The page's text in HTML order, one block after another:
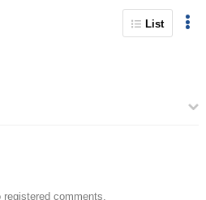
List
registered comments.